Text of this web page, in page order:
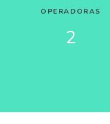
OPERADORAS
2